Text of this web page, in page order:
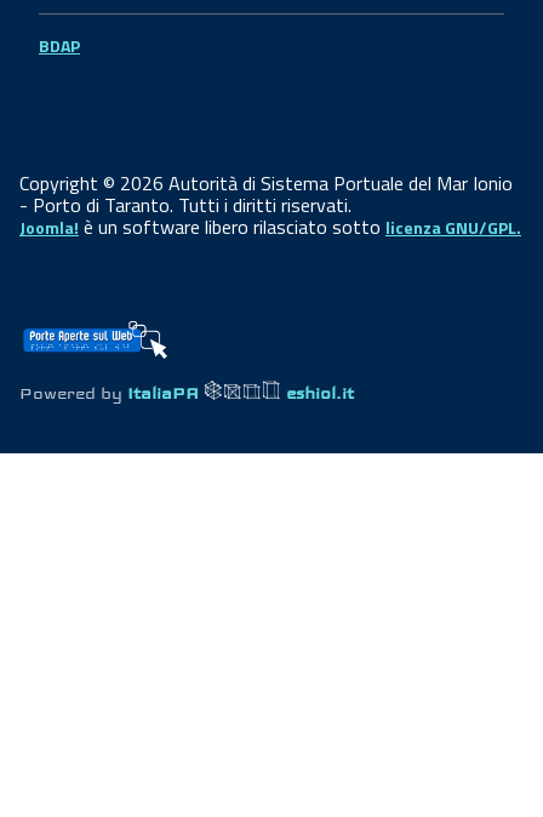
BDAP
Copyright © 2026 Autorità di Sistema Portuale del Mar Ionio
- Porto di Taranto. Tutti i diritti riservati.
Joomla! è un software libero rilasciato sotto licenza GNU/GPL.
Powered by ItaliaPA eshiol.it